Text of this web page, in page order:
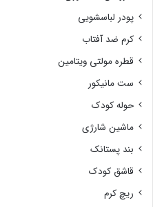
پودر لباسشویی
کرم ضد آفتاب
قطره مولتی ویتامین
ست مانیکور
حوله کودک
ماشین شارژی
بند پستانک
قاشق کودک
ریچ کرم